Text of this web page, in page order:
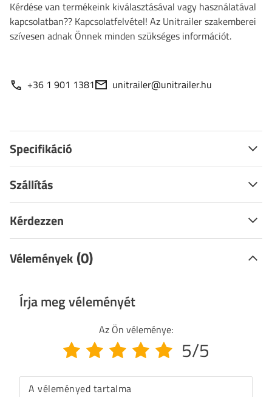
Kérdése van termékeink kiválasztásával vagy használatával
kapcsolatban?? Kapcsolatfelvétel! Az Unitrailer szakemberei
szívesen adnak Önnek minden szükséges információt.
+36 1 901 1381 unitrailer@unitrailer.hu
Specifikáció
Szállítás
Kérdezzen
Vélemények (0)
Írja meg véleményét
Az Ön véleménye:
5/5
A véleményed tartalma